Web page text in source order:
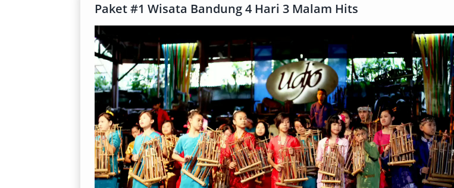
Paket #1 Wisata Bandung 4 Hari 3 Malam Hits